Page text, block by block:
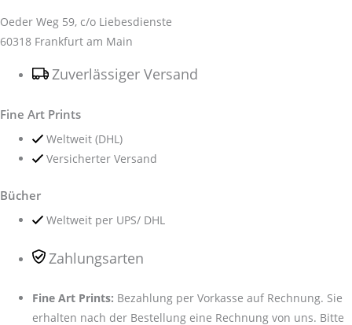
Oeder Weg 59, c/o Liebesdienste
60318 Frankfurt am Main
Zuverlässiger Versand
Fine Art Prints
Weltweit (DHL)
Versicherter Versand
Bücher
Weltweit per UPS/ DHL
Zahlungsarten
Fine Art Prints: Bezahlung per Vorkasse auf Rechnung. Sie
erhalten nach der Bestellung eine Rechnung von uns. Bitte